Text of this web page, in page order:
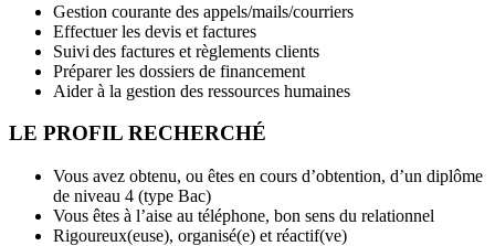
Gestion courante des appels/mails/courriers
Effectuer les devis et factures
Suivi des factures et règlements clients
Préparer les dossiers de financement
Aider à la gestion des ressources humaines
LE PROFIL RECHERCHÉ
Vous avez obtenu, ou êtes en cours d’obtention, d’un diplôme
de niveau 4 (type Bac)
Vous êtes à l’aise au téléphone, bon sens du relationnel
Rigoureux(euse), organisé(e) et réactif(ve)